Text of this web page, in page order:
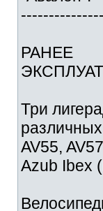
РАНЕЕ
Три
AV55,
Azub Ibex